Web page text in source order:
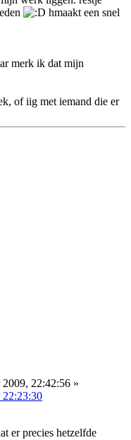
hmaakt een snel
merk ik dat mijn
of iig met iemand die er
2009, 22:42:56 »
22:23:30
er precies hetzelfde